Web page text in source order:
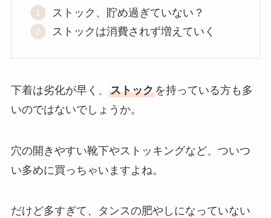
ストック、貯め過ぎていない？
ストックは消費されず増えていく
下着は劣化が早く、 ストックを持っている方も多
いのではないでしょうか。
穴の開きやすい靴下やストッキングなど、ついつ
い多めに買っちゃいますよね。
だけど多すぎて、タンスの肥やしになっていない